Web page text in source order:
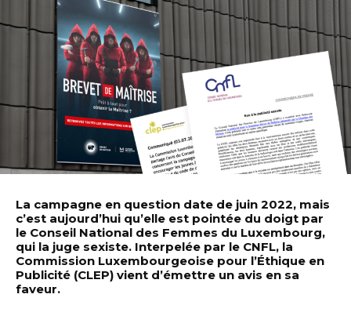
La campagne en question date de juin 2022, mais
c’est aujourd’hui qu’elle est pointée du doigt par
le Conseil National des Femmes du Luxembourg,
qui la juge sexiste. Interpelée par le CNFL, la
Commission Luxembourgeoise pour l’Éthique en
Publicité (CLEP) vient d’émettre un avis en sa
faveur.